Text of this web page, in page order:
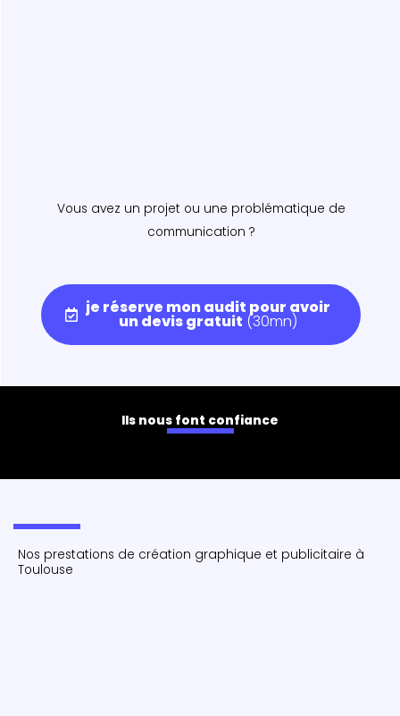
Vous avez un projet ou une problématique de
communication ?
je réserve mon audit pour avoir
un devis gratuit (30mn)
Ils nous font confiance
Nos prestations de création graphique et publicitaire à
Toulouse